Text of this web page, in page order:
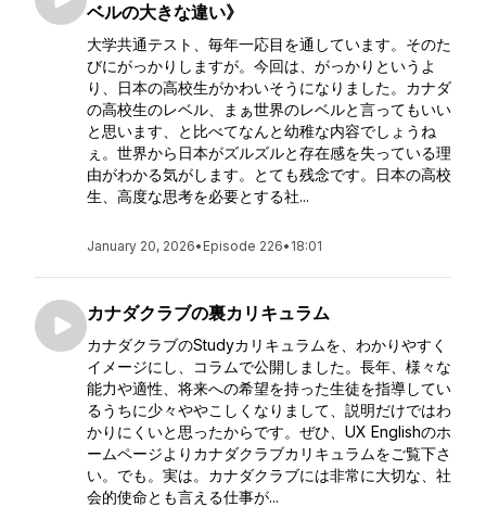
ベルの大きな違い》
大学共通テスト、毎年一応目を通しています。そのた
びにがっかりしますが。今回は、がっかりというよ
り、日本の高校生がかわいそうになりました。カナダ
の高校生のレベル、まぁ世界のレベルと言ってもいい
と思います、と比べてなんと幼稚な内容でしょうね
ぇ。世界から日本がズルズルと存在感を失っている理
由がわかる気がします。とても残念です。日本の高校
生、高度な思考を必要とする社...
January 20, 2026• Episode 226• 18:01
カナダクラブの裏カリキュラム
カナダクラブのStudyカリキュラムを、わかりやすく
イメージにし、コラムで公開しました。長年、様々な
能力や適性、将来への希望を持った生徒を指導してい
るうちに少々ややこしくなりまして、説明だけではわ
かりにくいと思ったからです。ぜひ、UX Englishのホ
ームページよりカナダクラブカリキュラムをご覧下さ
い。でも。実は。カナダクラブには非常に大切な、社
会的使命とも言える仕事が...